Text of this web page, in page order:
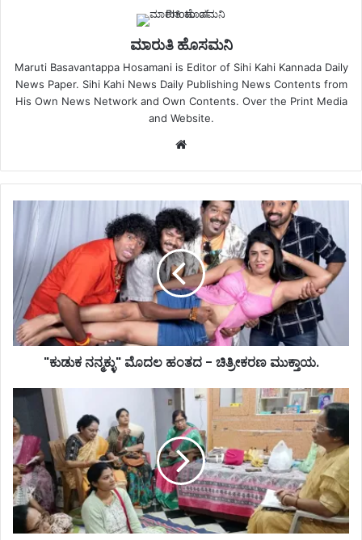
ಮಾರುತಿ ಹೊಸಮನಿ
Maruti Basavantappa Hosamani is Editor of Sihi Kahi Kannada Daily
News Paper. Sihi Kahi News Daily Publishing News Contents from
His Own News Network and Own Contents. Over the Print Media
and Website.
Website
"ಕುಡುಕ ನನ್ಮಕ್ಳು" ಮೊದಲ ಹಂತದ - ಚಿತ್ರೀಕರಣ ಮುಕ್ತಾಯ.